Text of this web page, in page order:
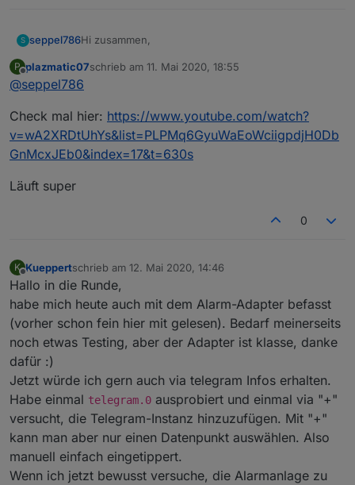
S seppel786Hi zusammen,
erstmal vielen Dank für die Enwicklung des
Adapters.
echt eine Erleichterung.
Hat jemand ggf. eine Visualisierung mit einem PIN-
Codefeld dir er gerne teilen möchte? :-)
Seppel
P plazmatic07schrieb am 11. Mai 2020, 18:55
zuletzt editiert von
@seppel786
Check mal hier: https://www.youtube.com/watch?
v=wA2XRDtUhYs&list=PLPMq6GyuWaEoWciigpdjH0Db
GnMcxJEb0&index=17&t=630s
Läuft super
0
K
Offline
Kueppertschrieb am 12. Mai 2020, 14:46
zuletzt editiert von
Hallo in die Runde,
habe mich heute auch mit dem Alarm-Adapter befasst
(vorher schon fein hier mit gelesen). Bedarf meinerseits
noch etwas Testing, aber der Adapter ist klasse, danke
dafür :)
Jetzt würde ich gern auch via telegram Infos erhalten.
Habe einmal telegram.0 ausprobiert und einmal via "+"
versucht, die Telegram-Instanz hinzuzufügen. Mit "+"
kann man aber nur einen Datenpunkt auswählen. Also
manuell einfach eingetippert.
Wenn ich jetzt bewusst versuche, die Alarmanlage zu